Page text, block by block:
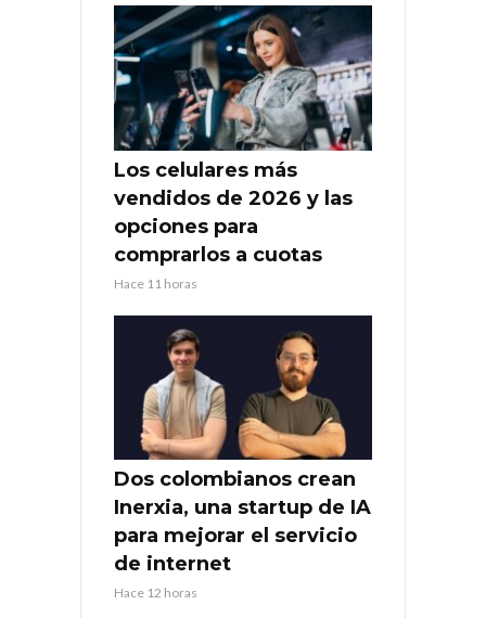
Los celulares más
vendidos de 2026 y las
opciones para
comprarlos a cuotas
Hace 11 horas
Dos colombianos crean
Inerxia, una startup de IA
para mejorar el servicio
de internet
Hace 12 horas